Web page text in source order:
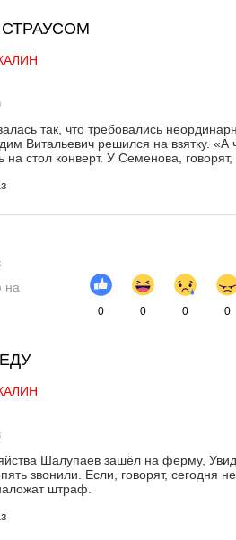
так, что требовались
Витальевич решился на взятку.
на стол конверт. У Семенова,
на
0 0 0 0
Шалупаев зашёл на ферму,
звонили. Если, говорят,
штраф.